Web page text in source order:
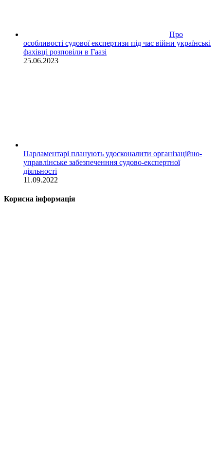
Про
особливості судової експертизи під час війни українські
фахівці розповіли в Гаазі
25.06.2023
Парламентарі планують удосконалити організаційно-
управлінське забезпеченння судово-експертної
діяльності
11.09.2022
Корисна інформація